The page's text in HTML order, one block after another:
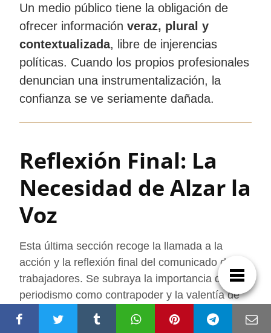
Un medio público tiene la obligación de
ofrecer información veraz, plural y
contextualizada, libre de injerencias
políticas. Cuando los propios profesionales
denuncian una instrumentalización, la
confianza se ve seriamente dañada.
Reflexión Final: La
Necesidad de Alzar la
Voz
Esta última sección recoge la llamada a la
acción y la reflexión final del comunicado de los
trabajadores. Se subraya la importancia del
periodismo como contrapoder y la valentía de
quienes denuncian las injusticias desde dentro,
invitando a una reflexión más amplia sobre el